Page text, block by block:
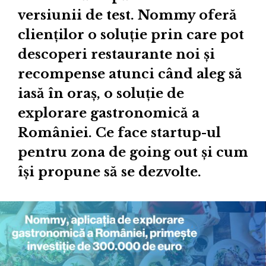
versiunii de test. Nommy oferă
clienților o soluție prin care pot
descoperi restaurante noi și
recompense atunci când aleg să
iasă în oraș, o soluție de
explorare gastronomică a
României. Ce face startup-ul
pentru zona de going out și cum
își propune să se dezvolte.